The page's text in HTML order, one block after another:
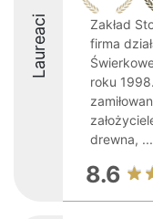
Laureaci
Zakład
firma
roku
drewna, ...
8.6